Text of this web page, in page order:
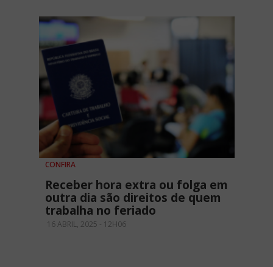
CONFIRA
Receber hora extra ou folga em
outra dia são direitos de quem
trabalha no feriado
16 ABRIL, 2025 - 12H06